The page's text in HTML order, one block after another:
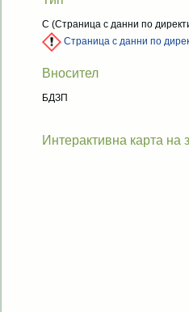
C (Страница с данни по
Страница с данни по
Вносител
БДЗП
Интерактивна карта на